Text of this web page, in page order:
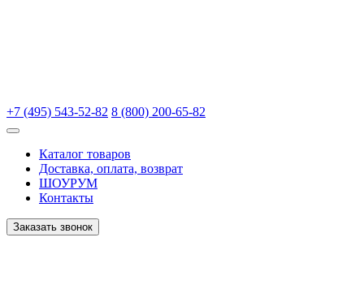
+7 (495) 543-52-82 8 (800) 200-65-82
Каталог товаров
Доставка, оплата, возврат
ШОУРУМ
Контакты
Заказать звонок